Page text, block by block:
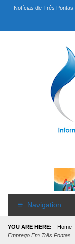
Notícias de Três Pontas
Navigation
YOU ARE HERE: Home
Emprego Em Três Pontas